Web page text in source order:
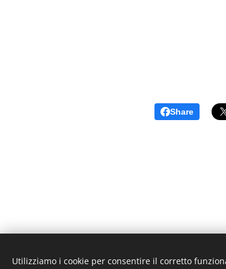
Share
Unione Superiori Generali - Via dei Penitenzieri
Utilizziamo i cookie per consentire il corretto